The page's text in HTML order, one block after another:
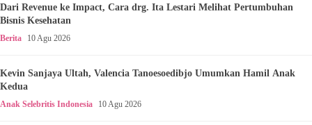
Dari Revenue ke Impact, Cara drg. Ita Lestari Melihat Pertumbuhan
Bisnis Kesehatan
Berita 10 Agu 2026
Kevin Sanjaya Ultah, Valencia Tanoesoedibjo Umumkan Hamil Anak
Kedua
Anak Selebritis Indonesia 10 Agu 2026